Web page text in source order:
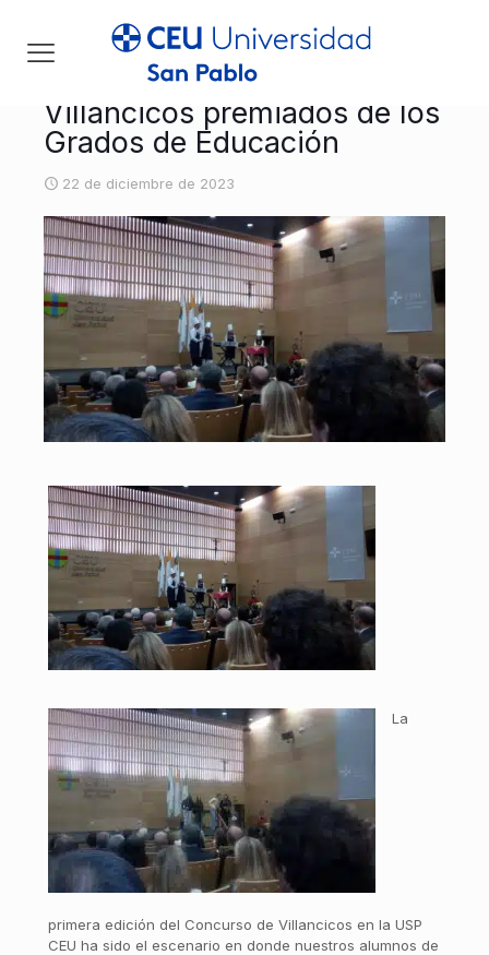
Villancicos premiados de los
Grados de Educación
22 de diciembre de 2023
La
primera edición del Concurso de Villancicos en la USP
CEU ha sido el escenario en donde nuestros alumnos de